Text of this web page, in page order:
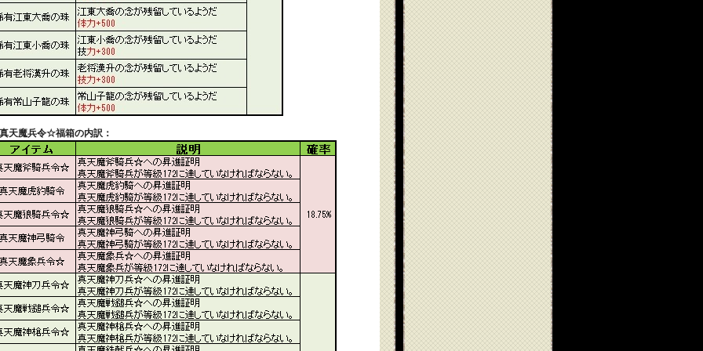
天魔兵令☆福箱の内訳：